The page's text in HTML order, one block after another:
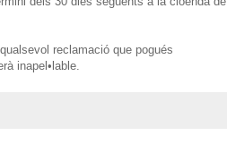
reclamació que pogués
inapel•lable.